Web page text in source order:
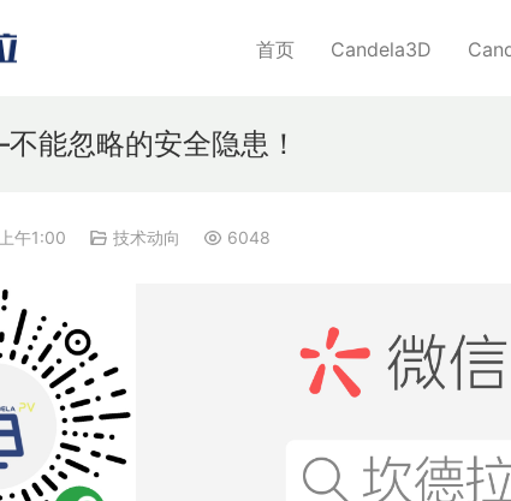
首页 Candela3D
能忽略的安全隐患！
午1:00 技术动向 6048